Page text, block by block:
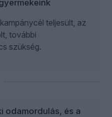
teljesült, az
további
szükség.
odamordulás, és a